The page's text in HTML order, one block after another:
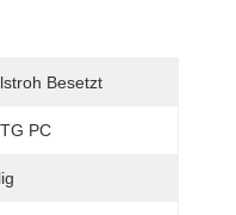
Besetzt
PC